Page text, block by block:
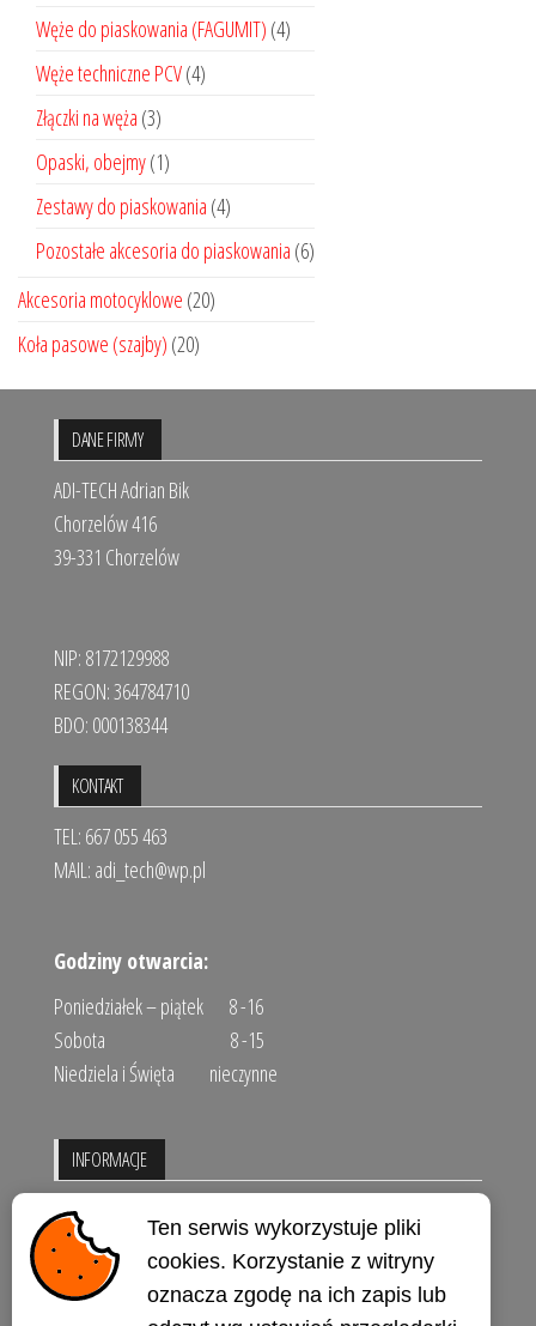
Węże do piaskowania (FAGUMIT) (4)
Węże techniczne PCV(4)
Złączki na węża (3)
Opaski, obejmy(1)
Zestawy do piaskowania (4)
Pozostałe akcesoria do piaskowania (6)
Akcesoria motocyklowe (20)
Koła pasowe (szajby) (20)
DANE FIRMY
ADI-TECH Adrian Bik
Chorzelów 416
39-331 Chorzelów
NIP: 8172129988
REGON: 364784710
BDO: 000138344
KONTAKT
TEL: 667 055 463
MAIL: adi_tech@wp.pl
Godziny otwarcia:
Poniedziałek – piątek 8 -16
Sobota 8 -15
Niedziela i Święta nieczynne
INFORMACJE
Regulamin sklepu
Polityka prywatności
Kontakt
Ten serwis wykorzystuje pliki
cookies. Korzystanie z witryny
oznacza zgodę na ich zapis lub